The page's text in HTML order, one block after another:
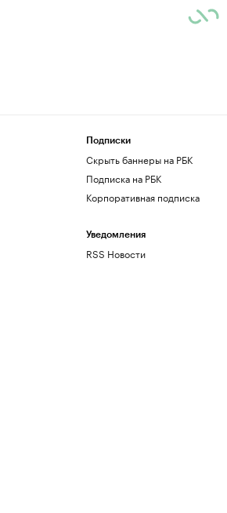
Подписки
Скрыть баннеры на РБК
Подписка на РБК
Корпоративная подписка
Уведомления
RSS Новости